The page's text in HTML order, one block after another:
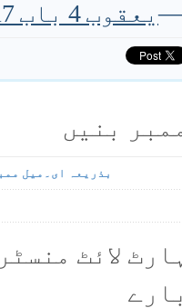
—یعقوب 4 باب 17 آیت
بنیں
بذریعہ ای۔میل
ہارٹ لائٹ
بارے